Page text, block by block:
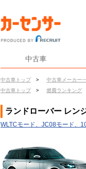
中古車
中古車トップ > 中古車メーカー
中古車トップ
> 燃費ランキング
ランドローバー レン
WLTCモード、JC08モード、